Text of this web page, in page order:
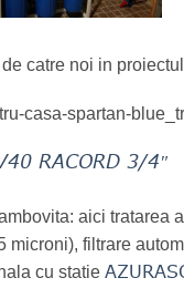
catre noi in
casa-spartan-
RACORD 3/4″
aici tratarea
microni), filtrare
cu statie